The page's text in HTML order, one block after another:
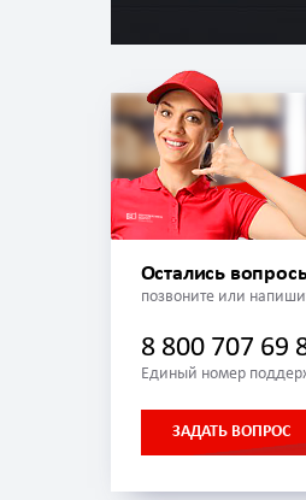
Остались
позвоните или
8 800 707 69
Единый номер
ЗАДАТЬ ВОПРОС